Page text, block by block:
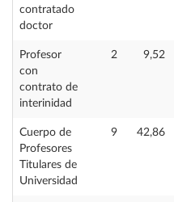
contratado
doctor
Profesor
con
contrato de
interinidad
2 9,52
Cuerpo de
Profesores
Titulares de
Universidad
9 42,86